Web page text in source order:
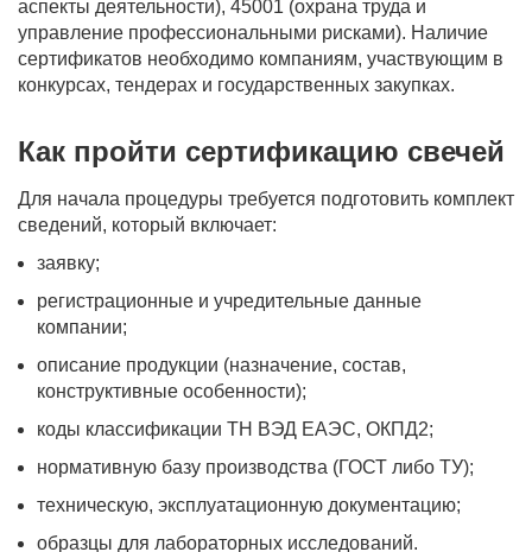
аспекты деятельности), 45001 (охрана труда и
управление профессиональными рисками). Наличие
сертификатов необходимо компаниям, участвующим в
конкурсах, тендерах и государственных закупках.
Как пройти сертификацию свечей
Для начала процедуры требуется подготовить комплект
сведений, который включает:
заявку;
регистрационные и учредительные данные
компании;
описание продукции (назначение, состав,
конструктивные особенности);
коды классификации ТН ВЭД ЕАЭС, ОКПД2;
нормативную базу производства (ГОСТ либо ТУ);
техническую, эксплуатационную документацию;
образцы для лабораторных исследований.